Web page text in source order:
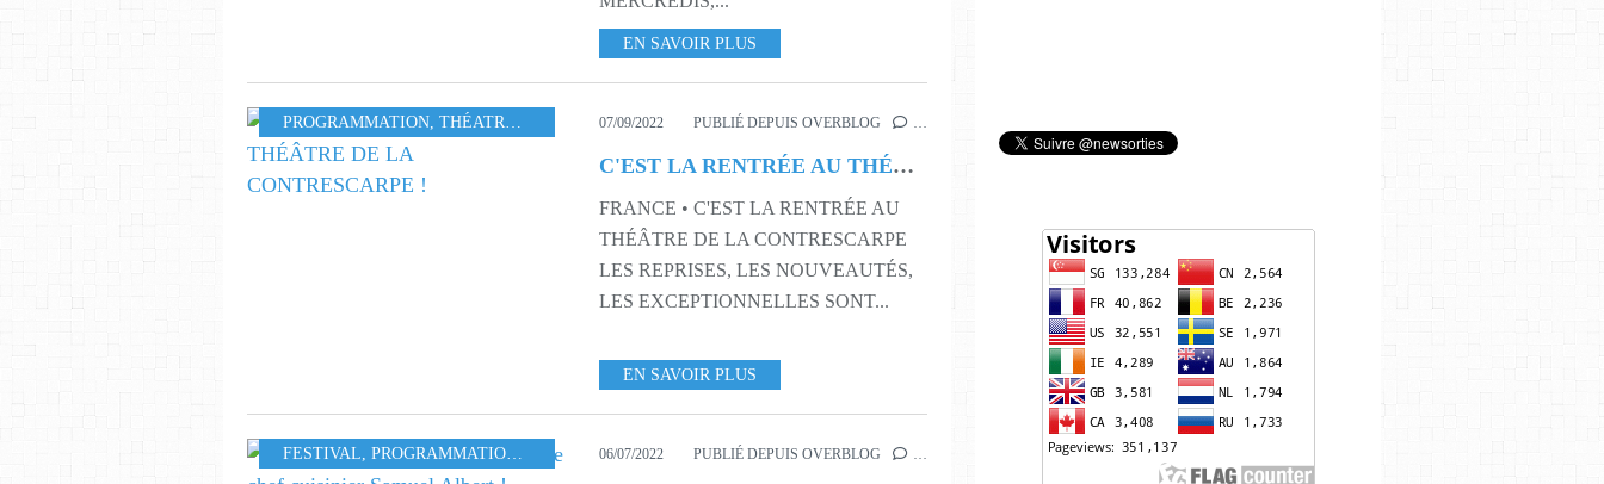
EN SAVOIR PLUS
PROGRAMMATION, THÉATRE , S38,S39, S40,S41,S42,S43 ,S44
07/09/2022 PUBLIÉ DEPUIS OVERBLOG …
C'EST LA RENTRÉE AU THÉÂTRE DE LA CONTRESCARPE !
FRANCE • C'EST LA RENTRÉE AU
THÉÂTRE DE LA CONTRESCARPE
LES REPRISES, LES NOUVEAUTÉS,
LES EXCEPTIONNELLES SONT...
EN SAVOIR PLUS
FESTIVAL, PROGRAMMATION , , 06/07/2022 PUBLIÉ DEPUIS OVERBLOG …